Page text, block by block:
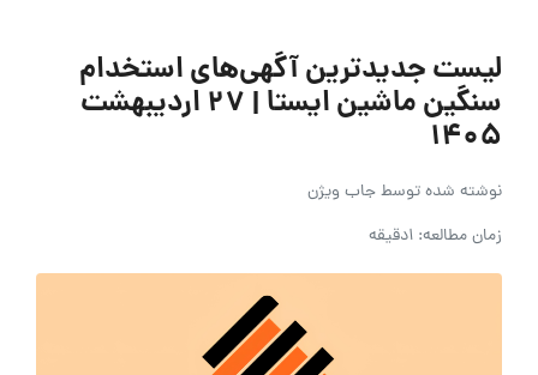
لیست جدیدترین آگهی‌های استخدام
سنگین ماشین ایستا | ۲۷ اردیبهشت
۱۴۰۵
نوشته شده توسطجاب ویژن
زمان مطالعه: 1دقیقه